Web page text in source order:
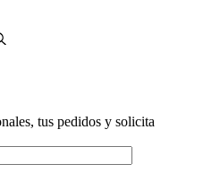
tus pedidos y solicita